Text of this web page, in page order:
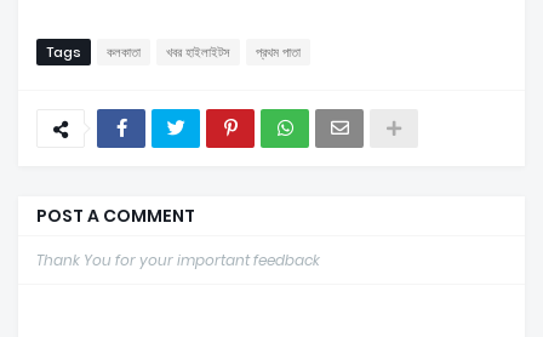
Tags কলকাতা খবর হাইলাইটস প্রথম পাতা
POST A COMMENT
Thank You for your important feedback